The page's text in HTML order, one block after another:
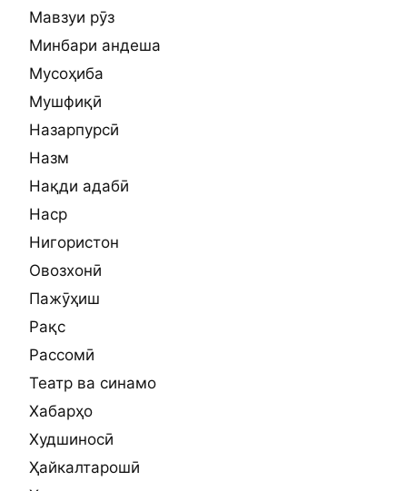
Мавзуи рӯз
Минбари андеша
Мусоҳиба
Мушфиқӣ
Назарпурсӣ
Назм
Нақди адабӣ
Наср
Нигористон
Овозхонӣ
Пажӯҳиш
Рақс
Рассомӣ
Театр ва синамо
Хабарҳо
Худшиносӣ
Ҳайкалтарошӣ